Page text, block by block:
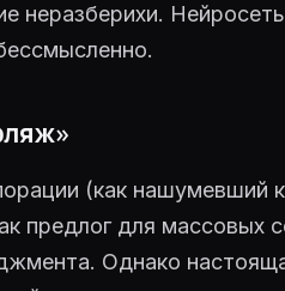
неразберихи.
(как нашумевший
предлог для массовых
Однако